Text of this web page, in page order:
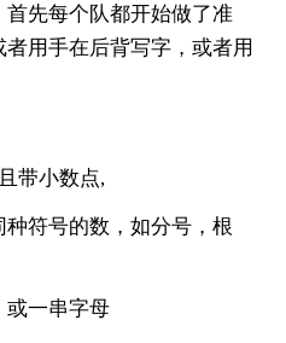
先每个队都开始做了准
用手在后背写字，或者用
带小数点,
符号的数，如分号，根
一串字母